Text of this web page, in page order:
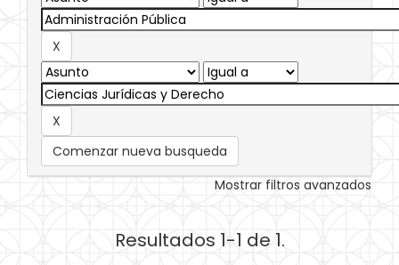
Comenzar nueva busqueda
Mostrar filtros avanzados
Resultados 1-1 de 1.